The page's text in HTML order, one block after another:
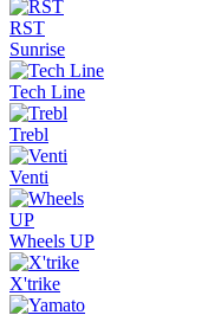
RST
Sunrise
Tech Line
Trebl
Venti
Wheels UP
X'trike